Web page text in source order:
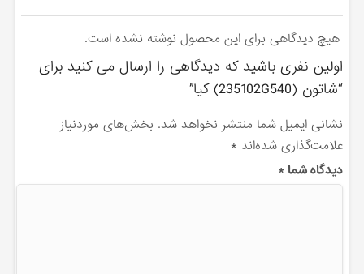
هیچ دیدگاهی برای این محصول نوشته نشده است.
اولین نفری باشید که دیدگاهی را ارسال می کنید برای
“شاتون (235102G540) کیا”
نشانی ایمیل شما منتشر نخواهد شد. بخش‌های موردنیاز
علامت‌گذاری شده‌اند *
دیدگاه شما*